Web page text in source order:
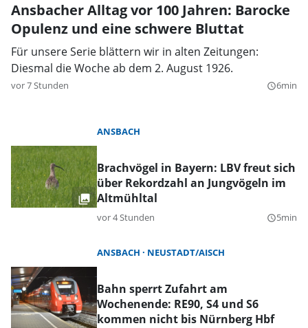
Ansbacher Alltag vor 100 Jahren: Barocke
Opulenz und eine schwere Bluttat
Für unsere Serie blättern wir in alten Zeitungen:
Diesmal die Woche ab dem 2. August 1926.
vor 7 Stunden query_builder6min
ANSBACH
Brachvögel in Bayern: LBV freut sich
über Rekordzahl an Jungvögeln im
Altmühltal
vor 4 Stunden query_builder5min
ANSBACH NEUSTADT/AISCH
Bahn sperrt Zufahrt am
Wochenende: RE90, S4 und S6
kommen nicht bis Nürnberg Hbf